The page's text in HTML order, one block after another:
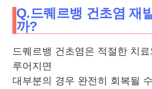
Q.드퀘르뱅 건초염 재
까?
드퀘르뱅 건초염은 적절한 치료
루어지면
대부분의 경우 완전히 회복될